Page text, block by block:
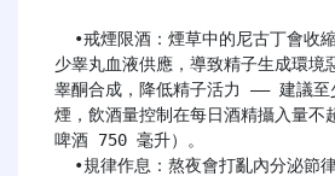
少睾丸血液供應，導致精子生成環境
睾酮合成，降低精子活力 —— 建議
煙，飲酒量控制在每日酒精攝入量
啤酒 750 毫升）。